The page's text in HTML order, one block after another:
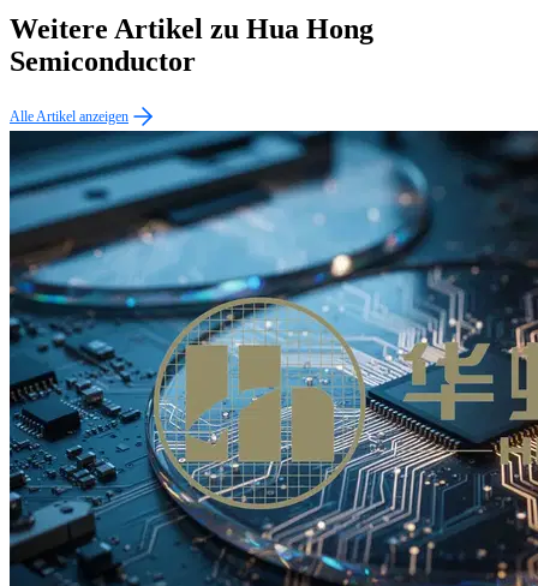
Weitere Artikel zu Hua Hong
Semiconductor
Alle Artikel anzeigen